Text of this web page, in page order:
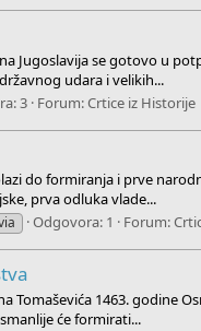
Jugoslavija se gotovo u
udara i velikih...
3 Forum:Crtice iz Historije
do formiranja i prve
prva odluka vlade...
Odgovora: 1 Forum:
Tomaševića 1463. godine
će formirati...